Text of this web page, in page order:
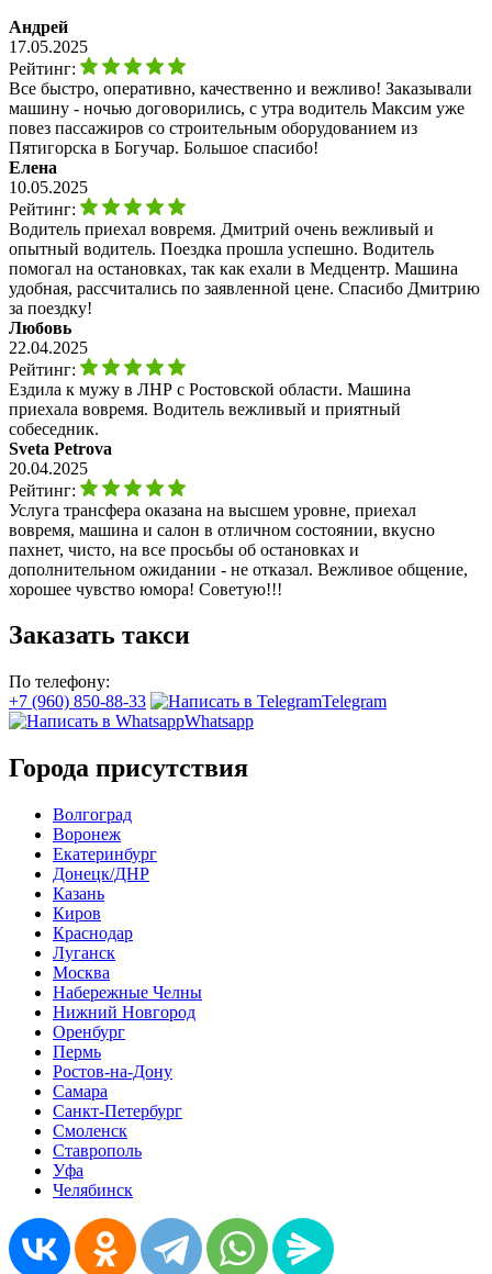
Андрей
17.05.2025
Рейтинг:
Все быстро, оперативно, качественно и вежливо! Заказывали
машину - ночью договорились, с утра водитель Максим уже
повез пассажиров со строительным оборудованием из
Пятигорска в Богучар. Большое спасибо!
Елена
10.05.2025
Рейтинг:
Водитель приехал вовремя. Дмитрий очень вежливый и
опытный водитель. Поездка прошла успешно. Водитель
помогал на остановках, так как ехали в Медцентр. Машина
удобная, рассчитались по заявленной цене. Спасибо Дмитрию
за поездку!
Любовь
22.04.2025
Рейтинг:
Ездила к мужу в ЛНР с Ростовской области. Машина
приехала вовремя. Водитель вежливый и приятный
собеседник.
Sveta Petrova
20.04.2025
Рейтинг:
Услуга трансфера оказана на высшем уровне, приехал
вовремя, машина и салон в отличном состоянии, вкусно
пахнет, чисто, на все просьбы об остановках и
дополнительном ожидании - не отказал. Вежливое общение,
хорошее чувство юмора! Советую!!!
Заказать такси
По телефону:
+7 (960) 850-88-33
Telegram
Whatsapp
Города присутствия
Волгоград
Воронеж
Екатеринбург
Донецк/ДНР
Казань
Киров
Краснодар
Луганск
Москва
Набережные Челны
Нижний Новгород
Оренбург
Пермь
Ростов-на-Дону
Самара
Санкт-Петербург
Смоленск
Ставрополь
Уфа
Челябинск